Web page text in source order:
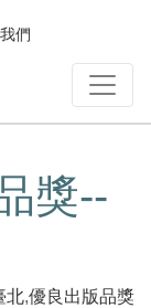
們
獎--
北,優良出版品獎